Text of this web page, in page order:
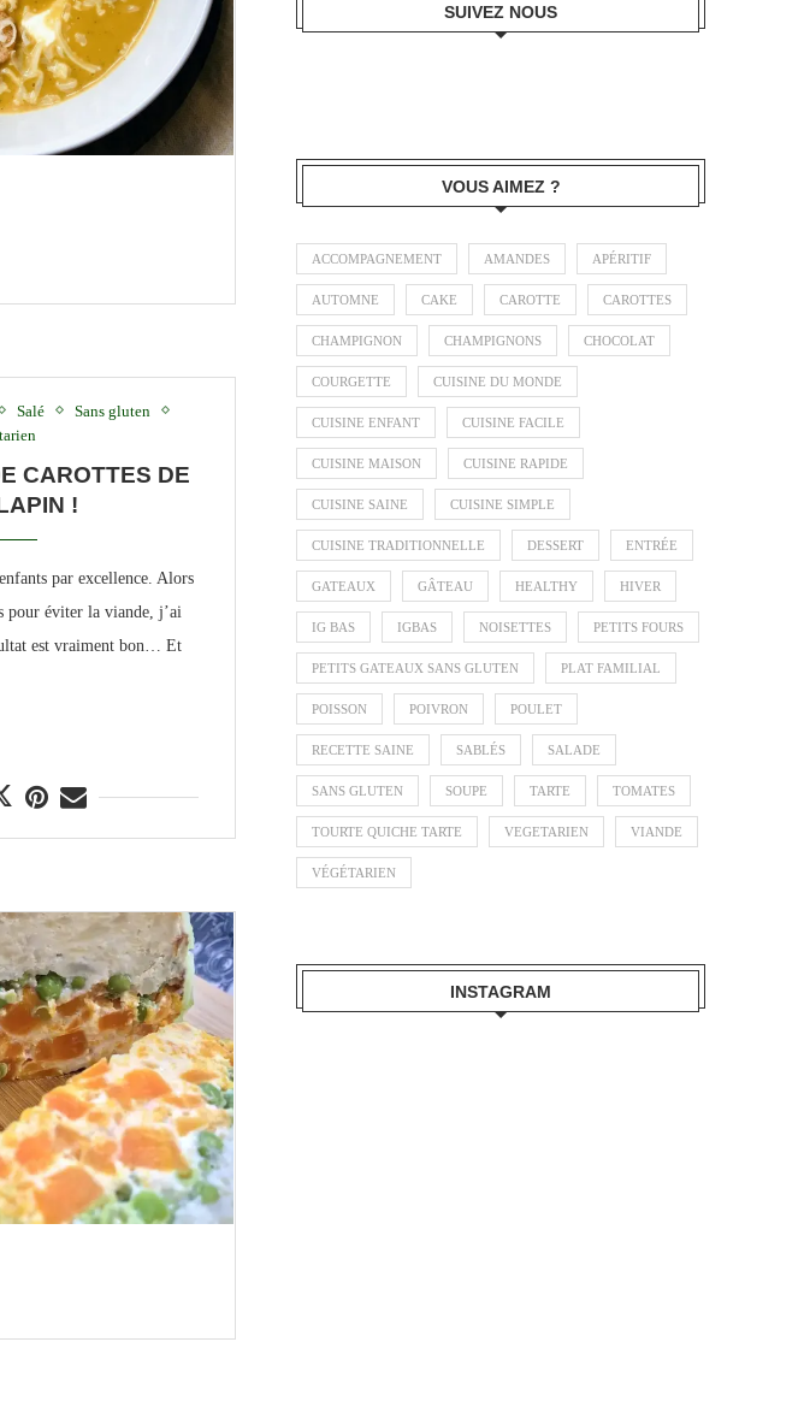
Salé
Sans gluten
CAROTTES DE
!
par excellence. Alors
éviter la viande, j’ai
est vraiment bon… Et
SUIVEZ NOUS
VOUS AIMEZ ?
ACCOMPAGNEMENT AMANDES APÉRITIF
AUTOMNE CAKE CAROTTE CAROTTES
CHAMPIGNON CHAMPIGNONS CHOCOLAT
COURGETTE CUISINE DU MONDE
CUISINE ENFANT CUISINE FACILE
CUISINE MAISON CUISINE RAPIDE
CUISINE SAINE CUISINE SIMPLE
CUISINE TRADITIONNELLE DESSERT ENTRÉE
GATEAUX GÂTEAU HEALTHY HIVER
IG BAS IGBAS NOISETTES PETITS FOURS
PETITS GATEAUX SANS GLUTEN PLAT FAMILIAL
POISSON POIVRON POULET
RECETTE SAINE SABLÉS SALADE
SANS GLUTEN SOUPE TARTE TOMATES
TOURTE QUICHE TARTE VEGETARIEN VIANDE
VÉGÉTARIEN
INSTAGRAM